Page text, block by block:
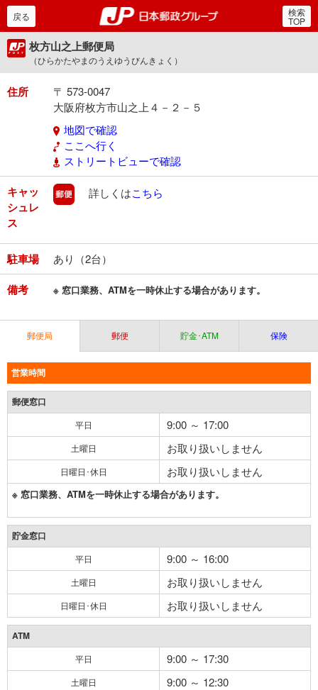
郵便局・日本郵政グルー
戻る 検索
TOP
枚方山之上郵便局
（ひらかたやまのうえゆうびんきょく）
住所
〒 573-0047
大阪府枚方市山之上４－２－５
地図で確認
ここへ行く
ストリートビューで確認
キャッ
シュレ
ス
郵便
詳しくはこちら
駐車場 あり（2台）
備考 ※ 窓口業務、ATMを一時休止する場合があります。
郵便局 郵便 貯金･ATM 保険
営業時間
郵便窓口
平日 9:00 ～ 17:00
土曜日 お取り扱いしません
日曜日･休日 お取り扱いしません
※ 窓口業務、ATMを一時休止する場合があります。
貯金窓口
平日 9:00 ～ 16:00
土曜日 お取り扱いしません
日曜日･休日 お取り扱いしません
ATM
平日 9:00 ～ 17:30
土曜日 9:00 ～ 12:30